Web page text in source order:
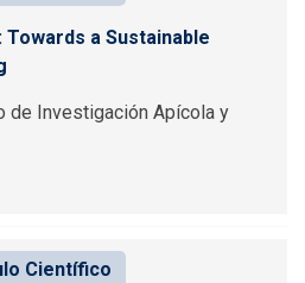
Towards a Sustainable
de Investigación Apícola y
Científico